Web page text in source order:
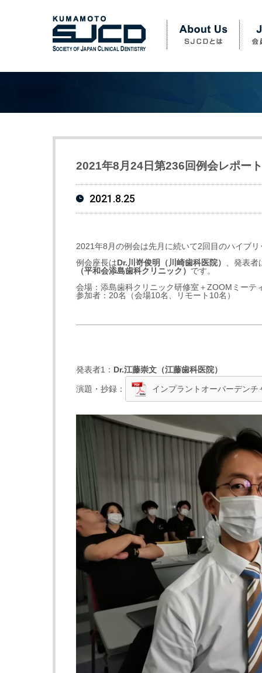
2021年8月24日第236回例会レポート
2021.8.25
2021年8月の例会は先月に続いて2回目のハイブリ
例会座長はDr.川嵜俊明 （川崎歯科医院）
、発表者
（平和会添島歯科クリニック ） です。
会場：添島歯科クリニック研修室＋ZOOMミーテ
参加者：20名（会場10名、リモート10名）
発表者1： Dr.江藤崇文 （江藤歯科医院）
演題・抄録： インプラントオーバーデン